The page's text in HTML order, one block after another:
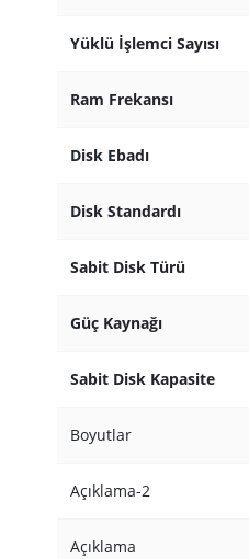
Yüklü İşlemci Sayısı
Ram Frekansı
Disk Ebadı
Disk Standardı
Sabit Disk Türü
Güç Kaynağı
Sabit Disk Kapasite
Boyutlar
Açıklama-2
Açıklama